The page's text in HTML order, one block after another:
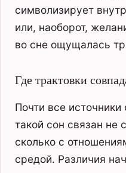
символизирует
или, наоборот,
во сне ощущалась
Где трактовки
Почти все
такой сон связан не
сколько с
средой. Различия